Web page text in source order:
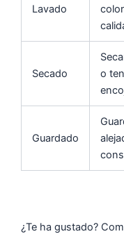
Lavado
Secado
o
Guardado
¿Te ha gustado?